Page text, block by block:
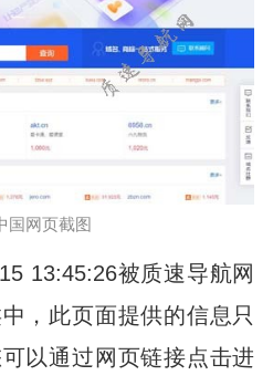
国网页截图
13:45:26被质速导航网
，此页面提供的信息只
以通过网页链接点击进